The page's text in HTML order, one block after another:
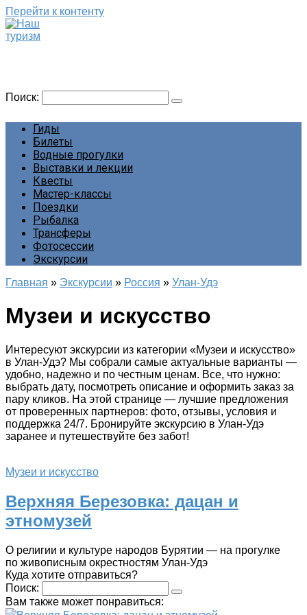
Перейти к контенту
Поиск:
Гиды
Билеты
Водные прогулки
Выставки и лекции
Квесты
Мастер-классы
Поездки
Рыбалка
Трансферы
Фотосессии
Экскурсии
Главная » Экскурсии » Россия » Улан-Удэ
Музеи и искусство
Интересуют экскурсии из категории «Музеи и искусство»
в Улан-Удэ? Мы собрали самые актуальные варианты —
удобно, надежно и по честным ценам. Все, что нужно:
выбрать дату, посмотреть описание и оформить заказ за
пару кликов. На этой странице — лучшие предложения
от проверенных партнеров: фото, отзывы, условия и
поддержка 24/7. Бронируйте экскурсию в Улан-Удэ
заранее и путешествуйте без забот!
Музеи и искусство
Верхняя Березовка: дацан и
этномузей
О религии и культуре народов Бурятии — на прогулке
по живописным окрестностям Улан-Удэ
Куда хотите отправиться?
Поиск:
Вам также может понравиться: